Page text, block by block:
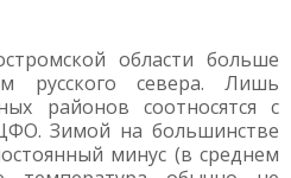
области больше
русского севера. Лишь
районов соотносятся с
Зимой на большинстве
минус (в среднем